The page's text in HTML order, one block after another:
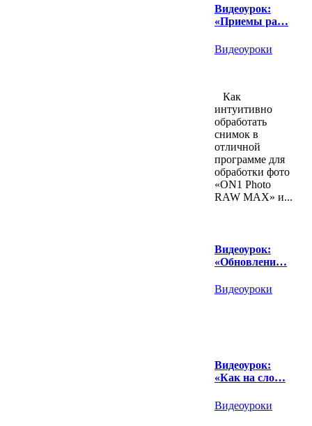
Видеоурок:
«Приемы ра…
Видеоуроки
Как
интуитивно
обработать
снимок в
отличной
программе для
обработки фото
«ON1 Photo
RAW MAX» и...
Видеоурок:
«Обновлени…
Видеоуроки
Видеоурок:
«Как на сло…
Видеоуроки